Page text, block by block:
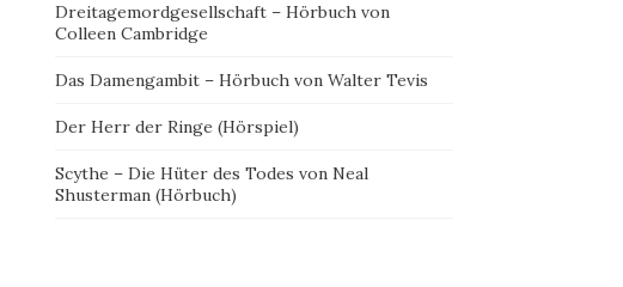
Dreitagemordgesellschaft – Hörbuch von
Colleen Cambridge
Das Damengambit – Hörbuch von Walter Tevis
Der Herr der Ringe (Hörspiel)
Scythe – Die Hüter des Todes von Neal
Shusterman (Hörbuch)